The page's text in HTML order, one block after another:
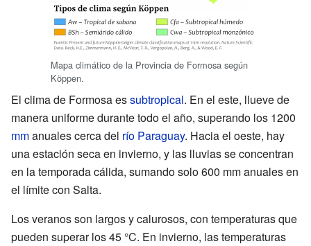
Mapa climático de la Provincia de Formosa según
Köppen.
El clima de Formosa essubtropical. En el este, llueve de
manera uniforme durante todo el año, superando los 1200
mmanuales cerca del río Paraguay. Hacia el oeste, hay
una estación seca en invierno, y las lluvias se concentran
en la temporada cálida, sumando solo 600 mm anuales en
el límite con Salta.
Los veranos son largos y calurosos, con temperaturas que
pueden superar los 45 °C. En invierno, las temperaturas